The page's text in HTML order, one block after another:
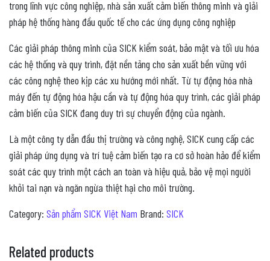
trong lĩnh vực công nghiệp, nhà sản xuất cảm biến thông minh và giải
pháp hệ thống hàng đầu quốc tế cho các ứng dụng công nghiệp
Các giải pháp thông minh của SICK kiểm soát, bảo mật và tối ưu hóa
các hệ thống và quy trình, đặt nền tảng cho sản xuất bền vững với
các công nghệ theo kịp các xu hướng mới nhất. Từ tự động hóa nhà
máy đến tự động hóa hậu cần và tự động hóa quy trình, các giải pháp
cảm biến của SICK đang duy trì sự chuyển động của ngành.
Là một công ty dẫn đầu thị trường và công nghệ, SICK cung cấp các
giải pháp ứng dụng và trí tuệ cảm biến tạo ra cơ sở hoàn hảo để kiểm
soát các quy trình một cách an toàn và hiệu quả, bảo vệ mọi người
khỏi tai nạn và ngăn ngừa thiệt hại cho môi trường.
Category: Sản phẩm SICK Việt Nam Brand: SICK
Related products